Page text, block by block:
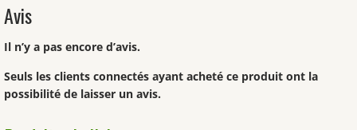
Avis
Il n’y a pas encore d’avis.
Seuls les clients connectés ayant acheté ce produit ont la
possibilité de laisser un avis.